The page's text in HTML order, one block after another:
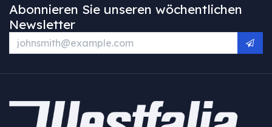
Abonnieren Sie unseren wöchentlichen
Newsletter